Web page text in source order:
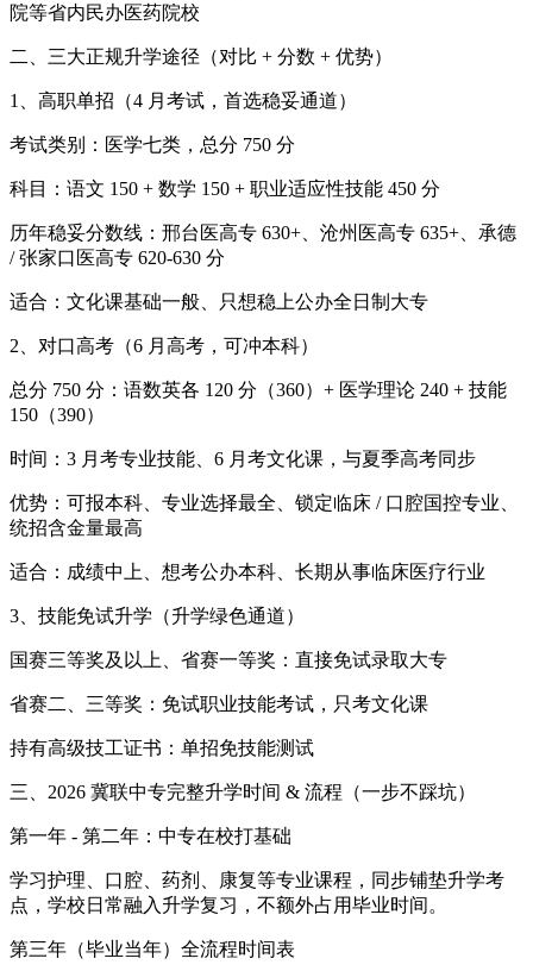
院等省内民办医药院校
二、三大正规升学途径（对比 + 分数 + 优势）
1、高职单招（4 月考试，首选稳妥通道）
考试类别：医学七类，总分 750 分
科目：语文 150 + 数学 150 + 职业适应性技能 450 分
历年稳妥分数线：邢台医高专 630+、沧州医高专 635+、承德
/ 张家口医高专 620-630 分
适合：文化课基础一般、只想稳上公办全日制大专
2、对口高考（6 月高考，可冲本科）
总分 750 分：语数英各 120 分（360）+ 医学理论 240 + 技能
150（390）
时间：3 月考专业技能、6 月考文化课，与夏季高考同步
优势：可报本科、专业选择最全、锁定临床 / 口腔国控专业、
统招含金量最高
适合：成绩中上、想考公办本科、长期从事临床医疗行业
3、技能免试升学（升学绿色通道）
国赛三等奖及以上、省赛一等奖：直接免试录取大专
省赛二、三等奖：免试职业技能考试，只考文化课
持有高级技工证书：单招免技能测试
三、2026 冀联中专完整升学时间 & 流程（一步不踩坑）
第一年 - 第二年：中专在校打基础
学习护理、口腔、药剂、康复等专业课程，同步铺垫升学考
点，学校日常融入升学复习，不额外占用毕业时间。
第三年（毕业当年）全流程时间表